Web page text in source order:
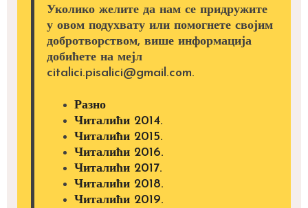
Уколико желите да нам се придружите
у овом подухвату или помогнете својим
добротворством, више информација
добићете на мејл
citalici.pisalici@gmail.com.
Разно
Читалићи 2014.
Читалићи 2015.
Читалићи 2016.
Читалићи 2017.
Читалићи 2018.
Читалићи 2019.